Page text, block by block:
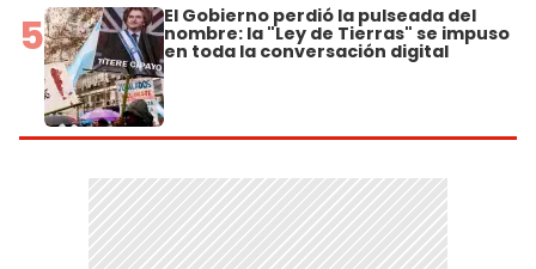
5 El Gobierno perdió la pulseada del
nombre: la "Ley de Tierras" se impuso
en toda la conversación digital